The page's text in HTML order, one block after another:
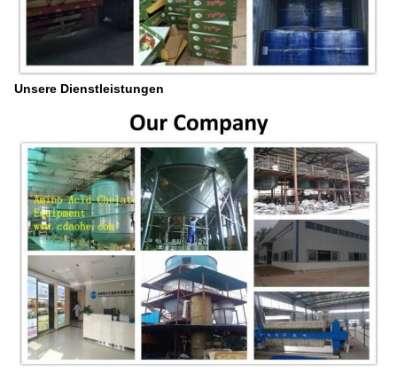
Unsere Dienstleistungen